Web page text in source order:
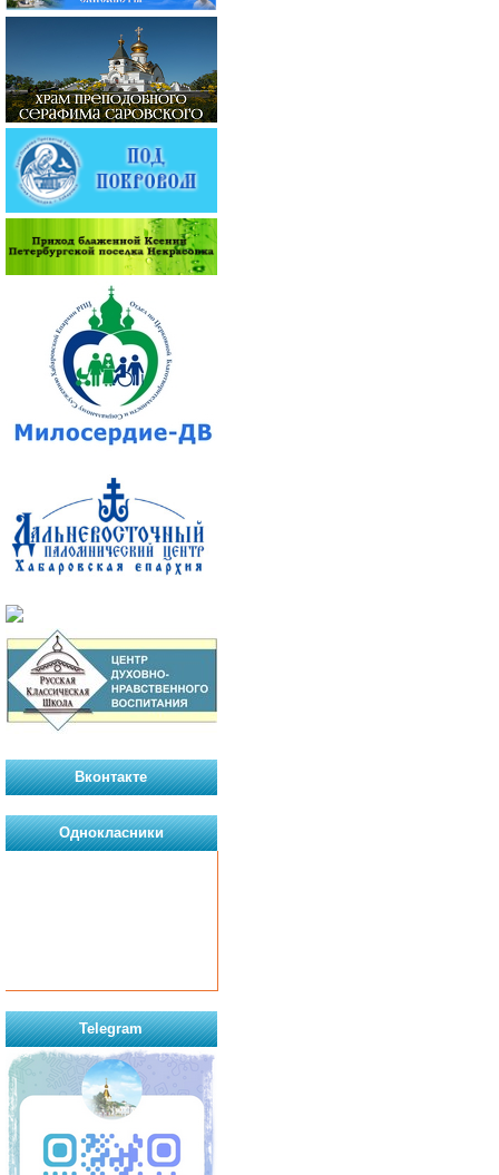
Вконтакте
Однокласники
Telegram